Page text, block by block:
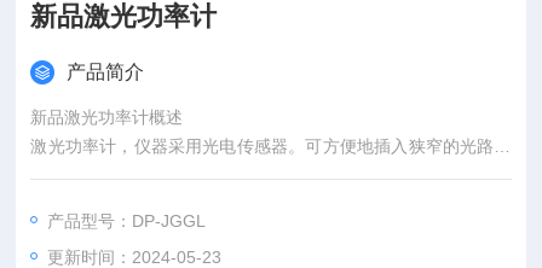
新品激光功率计
产品简介
新品激光功率计概述
激光功率计，仪器采用光电传感器。可方便地插入狭窄的光路或
工位中进行激光功率测试或监测。
产品型号：DP-JGGL
更新时间：2024-05-23